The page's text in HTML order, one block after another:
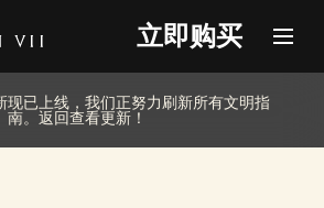
立即购买
现已上线，我们正努力刷新所有文明指
南。返回查看更新！